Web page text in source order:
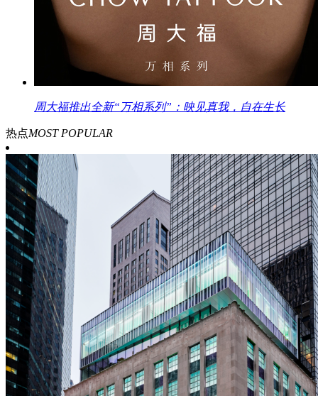
周大福推出全新“万相系列”：映见真我，自在生长
热点MOST POPULAR